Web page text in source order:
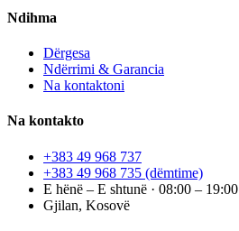
Ndihma
Dërgesa
Ndërrimi & Garancia
Na kontaktoni
Na kontakto
+383 49 968 737
+383 49 968 735 (dëmtime)
E hënë – E shtunë · 08:00 – 19:00
Gjilan, Kosovë